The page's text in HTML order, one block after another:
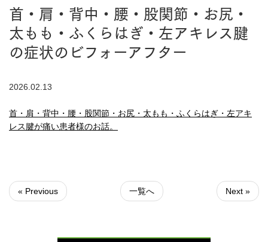
首・肩・背中・腰・股関節・お尻・
太もも・ふくらはぎ・左アキレス腱
の症状のビフォーアフター
2026.02.13
首・肩・背中・腰・股関節・お尻・太もも・ふくらはぎ・左アキ
レス腱が痛い患者様のお話。
« Previous 一覧へ Next »